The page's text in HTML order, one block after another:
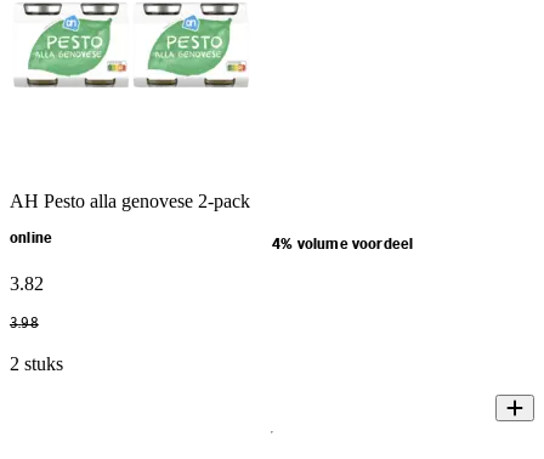
AH Pesto alla genovese 2-pack
online 4% volume voordeel
3.82
3.98
2 stuks